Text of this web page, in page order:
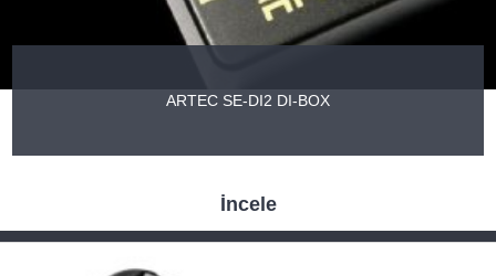
ARTEC SE-DI2 DI-BOX
İncele